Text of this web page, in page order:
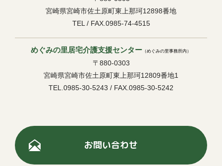
宮崎県宮崎市佐土原町東上那珂12898番地
TEL / FAX.0985-74-4515
めぐみの里居宅介護支援センター （めぐみの里事務所内）
〒880-0303
宮崎県宮崎市佐土原町東上那珂12809番地1
TEL.0985-30-5243 / FAX.0985-30-5242
お問い合わせ